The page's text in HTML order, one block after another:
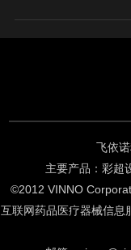
飞依
主要产品：彩超
©2012 VINNO
互联网药品医疗器械信息